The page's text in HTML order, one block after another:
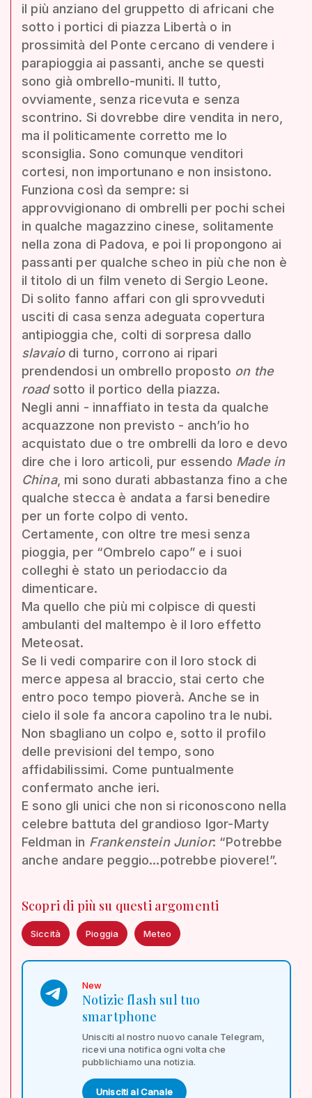
il più anziano del gruppetto di africani che
sotto i portici di piazza Libertà o in
prossimità del Ponte cercano di vendere i
parapioggia ai passanti, anche se questi
sono già ombrello-muniti. Il tutto,
ovviamente, senza ricevuta e senza
scontrino. Si dovrebbe dire vendita in nero,
ma il politicamente corretto me lo
sconsiglia. Sono comunque venditori
cortesi, non importunano e non insistono.
Funziona così da sempre: si
approvvigionano di ombrelli per pochi schei
in qualche magazzino cinese, solitamente
nella zona di Padova, e poi li propongono ai
passanti per qualche scheo in più che non è
il titolo di un film veneto di Sergio Leone.
Di solito fanno affari con gli sprovveduti
usciti di casa senza adeguata copertura
antipioggia che, colti di sorpresa dallo
slavaiodi turno, corrono ai ripari
prendendosi un ombrello proposto on the
roadsotto il portico della piazza.
Negli anni - innaffiato in testa da qualche
acquazzone non previsto - anch’io ho
acquistato due o tre ombrelli da loro e devo
dire che i loro articoli, pur essendo Made in
China, mi sono durati abbastanza fino a che
qualche stecca è andata a farsi benedire
per un forte colpo di vento.
Certamente, con oltre tre mesi senza
pioggia, per “Ombrelo capo” e i suoi
colleghi è stato un periodaccio da
dimenticare.
Ma quello che più mi colpisce di questi
ambulanti del maltempo è il loro effetto
Meteosat.
Se li vedi comparire con il loro stock di
merce appesa al braccio, stai certo che
entro poco tempo pioverà. Anche se in
cielo il sole fa ancora capolino tra le nubi.
Non sbagliano un colpo e, sotto il profilo
delle previsioni del tempo, sono
affidabilissimi. Come puntualmente
confermato anche ieri.
E sono gli unici che non si riconoscono nella
celebre battuta del grandioso Igor-Marty
Feldman in Frankenstein Junior: “Potrebbe
anche andare peggio...potrebbe piovere!”.
Scopri di più su questi argomenti
Siccità Pioggia Meteo
New
Notizie flash sul tuo
smartphone
Unisciti al nostro nuovo canale Telegram,
ricevi una notifica ogni volta che
pubblichiamo una notizia.
Unisciti al Canale